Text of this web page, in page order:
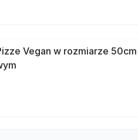
Vegan w rozmiarze